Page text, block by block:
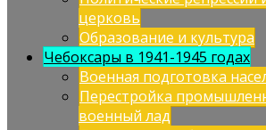
церковь
Образование и культура
Чебоксары в 1941-1945 годах
Военная подготовка
Перестройка
военный лад